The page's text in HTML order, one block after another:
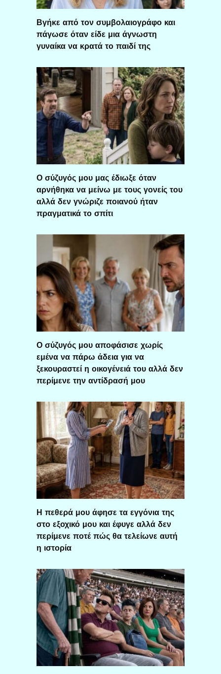
Βγήκε από τον συμβολαιογράφο και
πάγωσε όταν είδε μια άγνωστη
γυναίκα να κρατά το παιδί της
Ο σύζυγός μου μας έδιωξε όταν
αρνήθηκα να μείνω με τους γονείς του
αλλά δεν γνώριζε ποιανού ήταν
πραγματικά το σπίτι
Ο σύζυγός μου αποφάσισε χωρίς
εμένα να πάρω άδεια για να
ξεκουραστεί η οικογένειά του αλλά δεν
περίμενε την αντίδρασή μου
Η πεθερά μου άφησε τα εγγόνια της
στο εξοχικό μου και έφυγε αλλά δεν
περίμενε ποτέ πώς θα τελείωνε αυτή
η ιστορία